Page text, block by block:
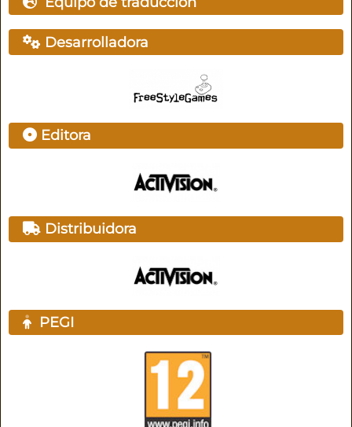
Desarrolladora
Editora
Distribuidora
PEGI